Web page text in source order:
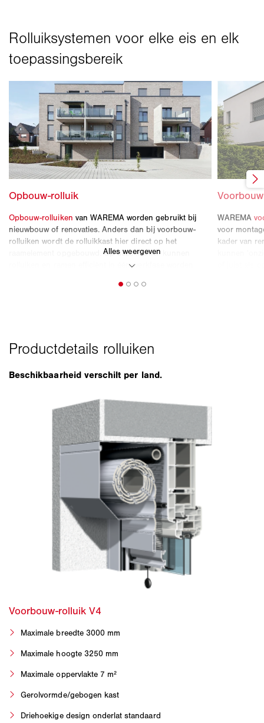
Beschikbaarheid verschilt per land.
Maximale breedte 3000 mm
Maximale hoogte 3250 mm
Maximale oppervlakte 7 m²
Gerolvormde/gebogen kast
Driehoekige design onderlat standaard